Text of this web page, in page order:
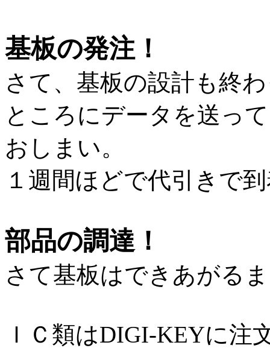
基板の発注！
さて、基板の設計も終
ところにデータを送っ
おしまい。
１週間ほどで代引きで
部品の調達！
さて基板はできあがる
ＩＣ類はDIGI-KEYに注